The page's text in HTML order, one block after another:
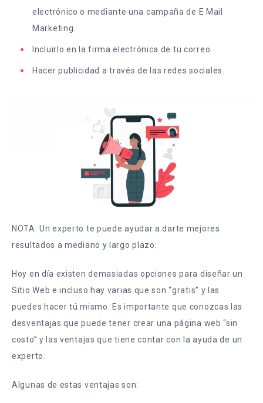
electrónico o mediante una campaña de E Mail
Marketing.
Incluirlo en la firma electrónica de tu correo.
Hacer publicidad a través de las redes sociales.
NOTA: Un experto te puede ayudar a darte mejores
resultados a mediano y largo plazo:
Hoy en día existen demasiadas opciones para diseñar un
Sitio Web e incluso hay varias que son “gratis” y las
puedes hacer tú mismo. Es importante que conozcas las
desventajas que puede tener crear una página web “sin
costo” y las ventajas que tiene contar con la ayuda de un
experto.
Algunas de estas ventajas son: